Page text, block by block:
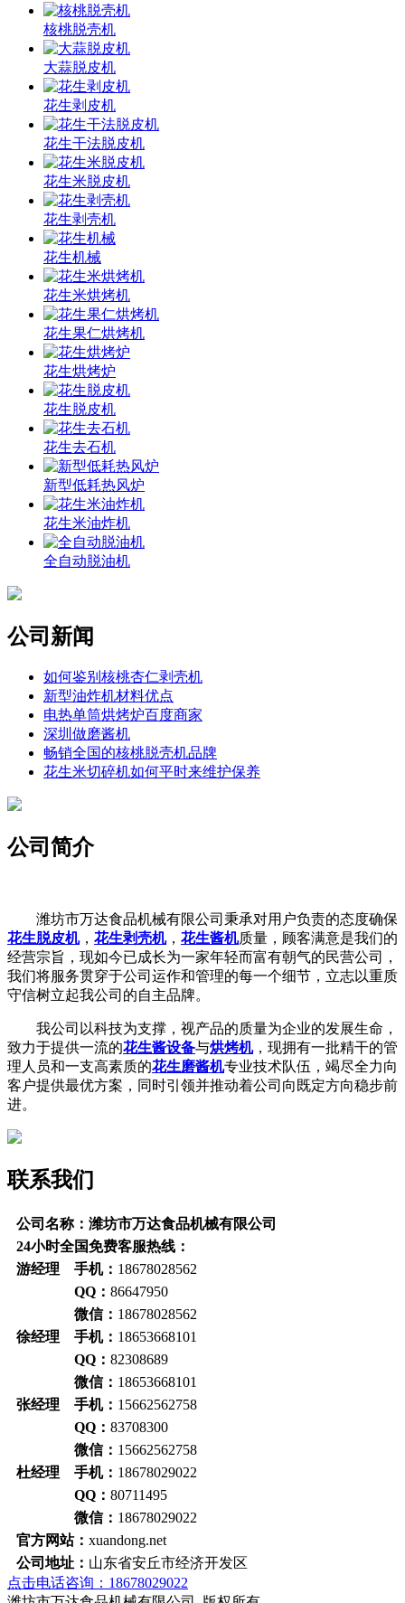
核桃脱壳机
大蒜脱皮机
花生剥皮机
花生干法脱皮机
花生米脱皮机
花生剥壳机
花生机械
花生米烘烤机
花生果仁烘烤机
花生烘烤炉
花生脱皮机
花生去石机
新型低耗热风炉
花生米油炸机
全自动脱油机
公司新闻
如何鉴别核桃杏仁剥壳机
新型油炸机材料优点
电热单筒烘烤炉百度商家
深圳做磨酱机
畅销全国的核桃脱壳机品牌
花生米切碎机如何平时来维护保养
公司简介
潍坊市万达食品机械有限公司秉承对用户负责的态度确保
花生脱皮机， 花生剥壳机， 花生酱机质量，顾客满意是我们的
经营宗旨，现如今已成长为一家年轻而富有朝气的民营公司，
我们将服务贯穿于公司运作和管理的每一个细节，立志以重质
守信树立起我公司的自主品牌。
我公司以科技为支撑，视产品的质量为企业的发展生命，
致力于提供一流的花生酱设备与烘烤机，现拥有一批精干的管
理人员和一支高素质的花生磨酱机专业技术队伍，竭尽全力向
客户提供最优方案，同时引领并推动着公司向既定方向稳步前
进。
联系我们
公司名称：潍坊市万达食品机械有限公司
24小时全国免费客服热线：
游经理 手机： 18678028562
QQ： 86647950
微信： 18678028562
徐经理 手机： 18653668101
QQ： 82308689
微信： 18653668101
张经理 手机： 15662562758
QQ： 83708300
微信： 15662562758
杜经理 手机： 18678029022
QQ： 80711495
微信： 18678029022
官方网站： xuandong.net
公司地址： 山东省安丘市经济开发区
点击电话咨询：18678029022